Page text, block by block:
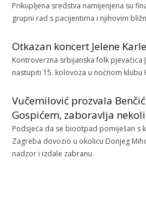
Prikupljena sredstva namijenjena su
grupni rad s pacijentima i njihovim
Otkazan koncert Jelene
Kontroverzna srbijanska folk pjevačica
nastupiti 15. kolovoza u noćnom klubu
Vučemilović prozvala
Gospićem, zaboravlja
Podsjeća da se biootpad pomiješan s
Zagreba dovozio u okolicu Donjeg
nadzor i izdale zabranu.